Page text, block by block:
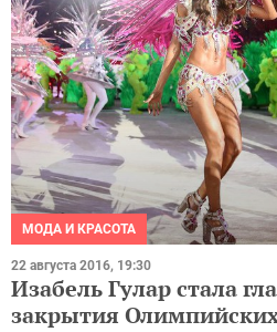
МОДА И КРАСОТА
22 августа 2016, 19:30
Изабель Гулар стала
закрытия